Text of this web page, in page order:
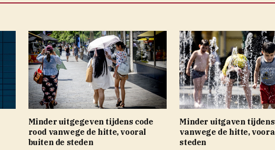
Minder uitgegeven tijdens code
rood vanwege de hitte, vooral
buiten de steden
Minder uitgaven tijdens
vanwege de hitte,
steden